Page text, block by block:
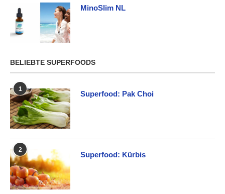
MinoSlim NL
BELIEBTE SUPERFOODS
1
Superfood: Pak Choi
2
Superfood: Kürbis